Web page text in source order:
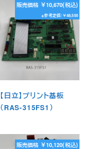
販売価格 ￥10,670(税込)
※参考定価：￥48,500
【日立】プリント基板
（RAS-315FS1）
販売価格 ￥10,120(税込)